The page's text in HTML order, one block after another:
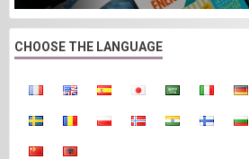
CHOOSE THE LANGUAGE